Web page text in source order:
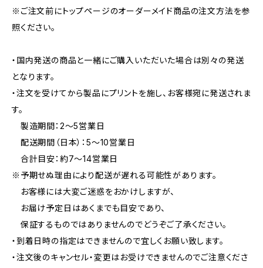
※ご注文前にトップページのオーダーメイド商品の注文方法を参
照ください。
・国内発送の商品と一緒にご購入いただいた場合は別々の発送
となります。
・注文を受けてから製品にプリントを施し、お客様宛に発送されま
す。
製造期間：2〜5営業日
配送期間（日本）：5〜10営業日
合計目安：約7〜14営業日
※予期せぬ理由により配送が遅れる可能性があります。
お客様には大変ご迷惑をおかけしますが、
お届け予定日はあくまでも目安であり、
保証するものではありませんのでどうぞご了承ください。
・到着日時の指定はできませんので宜しくお願い致します。
・注文後のキャンセル・変更はお受けできませんのでご注意くださ